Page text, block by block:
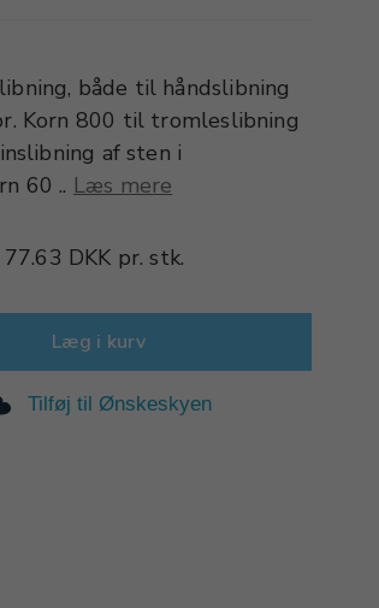
både til håndslibning
Korn 800 til tromleslibning
af sten i
60 .. Læs mere
77.63 DKK pr.stk.
Læg i kurv
Tilføj til Ønskeskyen